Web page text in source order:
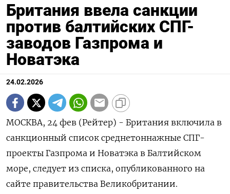
Британия ввела санкции
против балтийских СПГ-
заводов Газпрома и
Новатэка
24.02.2026
МОСКВА, 24 фев (Рейтер) - Британия включила в
санкционный список среднетоннажные СПГ-‌
проекты Газпрома и Новатэка в Балтийском
море, следует из списка, опубликованного на ​
сайте ​правительства ​Великобритании.